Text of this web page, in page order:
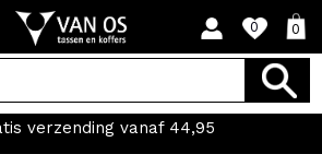
0 0
verzending vanaf 44,95